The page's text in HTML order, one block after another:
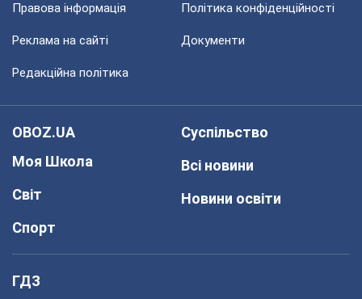
Правова інформація Політика конфіденційності
Реклама на сайті Документи
Редакційна політика
OBOZ.UA
Моя Школа
Світ
Спорт
Суспільство
Всі новини
Новини освіти
ГДЗ